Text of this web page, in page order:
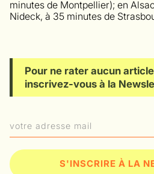
minutes de Montpellier); en
Nideck, à 35 minutes de
Pour ne rater aucun
inscrivez-vous à la